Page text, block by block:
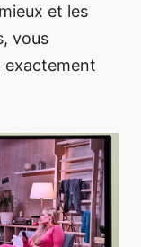
et les
vous
exactement